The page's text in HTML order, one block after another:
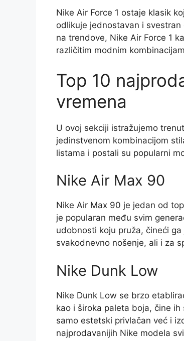
Nike Air Force 1 ostaje klasik
odlikuje jednostavan i
na trendove, Nike Air Force 1
različitim modnim
Top 10
vremena
U ovoj sekciji istražujemo
jedinstvenom kombinacijom
listama i postali su popularni
Nike Air Max 90
Nike Air Max 90 je jedan od
je popularan među svim
udobnosti koju pruža, čineći
svakodnevno nošenje, ali i za
Nike Dunk Low
Nike Dunk Low se brzo
kao i široka paleta boja, čine
samo estetski privlačan već i
najprodavanijih Nike modela